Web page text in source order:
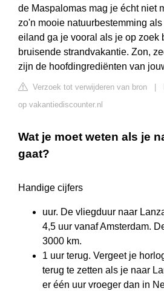
de Maspalomas mag je écht niet
zo'n mooie natuurbestemming
eiland ga je vooral als je op zoek
bruisende strandvakantie. Zon,
zijn de hoofdingrediënten van
Verzoek tot verwijderen van bron
op vakantiediscounter.nl
Wat je moet weten als je
gaat?
Handige cijfers
uur. De vliegduur naar
4,5 uur vanaf Amsterdam.
3000 km.
1 uur terug. Vergeet je
terug te zetten als je naar
er één uur vroeger dan in